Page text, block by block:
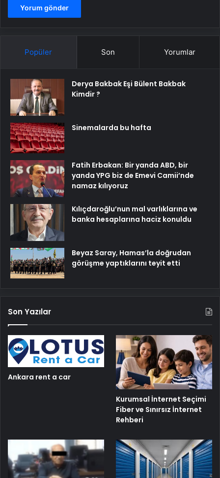
Popüler Son Yorumlar
Derya Bakbak Eşi Bülent Bakbak
Kimdir ?
Sinemalarda bu hafta
Fatih Erbakan: Bir yanda ABD, bir
yanda YPG biz de Emevi Camii’nde
namaz kılıyoruz
Kılıçdaroğlu’nun mal varlıklarına ve
banka hesaplarına haciz konuldu
Beyaz Saray, Hamas’la doğrudan
görüşme yaptıklarını teyit etti
Son Yazılar
Ankara rent a car
Kurumsal İnternet Seçimi
Fiber ve Sınırsız İnternet
Rehberi